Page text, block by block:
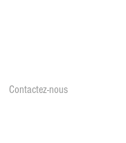
Contactez-nous